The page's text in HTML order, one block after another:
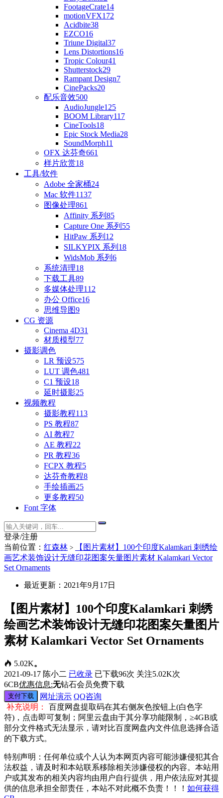
FootageCrate14
motionVFX172
Acidbite38
EZCO16
Triune Digital37
Lens Distortions16
Tropic Colour41
Shutterstock29
Rampant Design7
CinePacks20
配乐音效500
AudioJungle125
BOOM Library117
CineTools18
Epic Stock Media28
SoundMorph11
OFX 达芬奇661
样片欣赏18
工具/软件
Adobe 全家桶24
Mac 软件1137
图像处理861
Affinity 系列 85
Capture One 系列 55
HitPaw 系列 12
SILKYPIX 系列 18
WidsMob 系列 6
系统清理18
下载工具89
多媒体处理112
办公 Office16
思维导图9
CG 资源
Cinema 4D31
材质模型77
摄影调色
LR 预设575
LUT 调色481
C1 预设18
延时摄影25
视频教程
摄影教程113
PS 教程87
AI 教程7
AE 教程22
PR 教程36
FCPX 教程5
达芬奇教程8
手绘插画25
更多教程50
Font 字体
登录/注册
当前位置： 红森林 >
【图片素材】100个印度Kalamkari 刺绣绘
画艺术装饰设计无缝印花图案矢量图片素材 Kalamkari Vector
Set Ornaments
最近更新：2021年9月17日
【图片素材】100个印度Kalamkari 刺绣
绘画艺术装饰设计无缝印花图案矢量图片
素材 Kalamkari Vector Set Ornaments
5.02K。
2021-09-17 陈小二 已收录 已下载96次 关注5.02K次
6CB优惠信息:无钻石会员免费下载
支付下载 网址演示 QQ咨询
补充说明：
百度网盘提取码在其右侧灰色按钮上(白色字
符)，点击即可复制；阿里云盘由于其分享功能限制，≥4GB或
部分文件格式无法显示，请对比百度网盘内文件信息选择合适
的下载方式。
特别声明：任何单位或个人认为本网页内容可能涉嫌侵犯其合
法权益，请及时和本站联系移除相关涉嫌侵权的内容。本站用
户或其发布的相关内容均由用户自行提供，用户依法应对其提
供的信息承担全部责任，本站不对此概不负责！！！ 如何获得